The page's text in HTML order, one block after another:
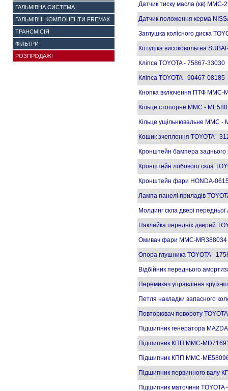
Датчик тиску масла (кв) MMC-
Датчик положення керма
Заглушка колісного диска
Котушка високовольтна
Кліпса TOYOTA - 75867-33030
Кліпса TOYOTA - 90467-08185
Кнопка включення ПТФ MMC-
Кільце стопорне MMC -
Кільце ущільнювальне MMC -
Кошик зчеплення TOYOTA -
Кронштейн бампера
Кронштейн лобового скла
Кронштейн фари HONDA-
Лампа панелі приладів
Молдинг скла двері
Наклейка передніх дверей
Омивач фари MMC-MR388034
Опора глушника TOYOTA -
Відбійник переднього
Перемикач управління круїз-
Петля накладки запасного
Повторювач повороту
Підшипник генератора
Підшипник КПП MMC-
Підшипник КПП MMC-
Підшипник первинного валу
Підшипник маточини TOYOTA
ГАЛЬМІВНА СИСТЕМА
ГАЛЬМІВНІ КОМПОНЕНТИ FREMAX
ТРАНСМІСІЯ
ФІЛЬТРИ
РОЗПРОДАЖ!